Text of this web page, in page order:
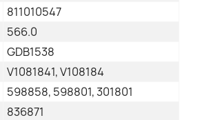
811010547
566.0
GDB1538
V1081841, V108184
598858, 598801, 301801
836871